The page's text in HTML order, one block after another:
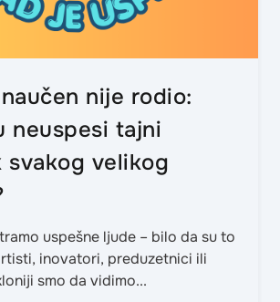
nije rodio:
neuspesi tajni
svakog velikog
uspešne ljude – bilo da su to
inovatori, preduzetnici ili
smo da vidimo...